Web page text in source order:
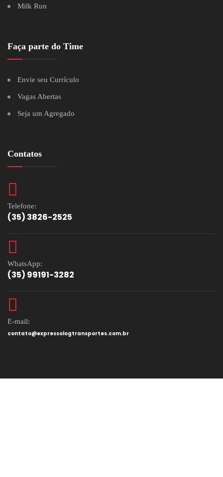
Milk Run
Faça parte do Time
Envie seu Currículo
Vagas Abertas
Seja um Agregado
Contatos
Telefone:
(35) 3826-2525
WhatsApp:
(35) 99191-3282
E-mail:
contato@expressologtransportes.com.br